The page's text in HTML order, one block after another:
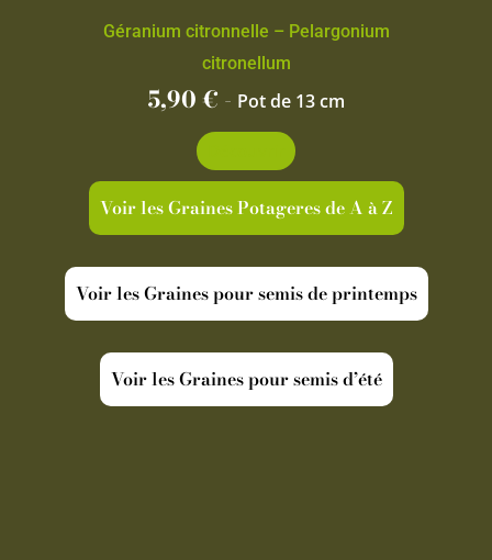
Géranium citronnelle – Pelargonium
citronellum
5,90€ - Pot de 13 cm
Voir les Graines Potageres de A à Z
Voir les Graines pour semis de printemps
Voir les Graines pour semis d’été